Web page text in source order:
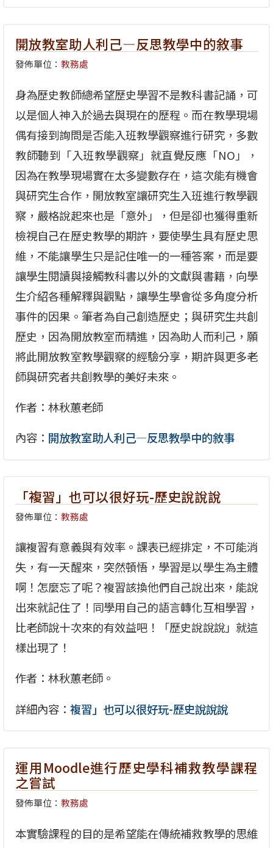
開放教室助人利己—反思教學中的敘事
發佈單位：教務處
身為歷史教師總希望歷史學習不是教科書記誦，可
以是個人神入於過去與現在的歷程。而在教學現場
偶有接到詢問是否能入班教學觀察進行研究，多數
教師聽到「入班教學觀察」就直覺反應「NO」，
因為在教學現場實在太多變數存在，這次能有機會
與研究生合作，開放教室讓研究生入班進行教學觀
察，嚴格說起來也是「意外」，但是卻也獲得重新
檢視自己在歷史教學的期許，要使學生具有歷史思
維，不能讓學生只是記住唯一的一種答案，而是要
讓學生閱讀與接觸教科書以外的文獻與書籍，向學
生介紹各種解釋與觀點，讓學生學會從多角度分析
事件的因果。筆者為自己創造歷史；與研究生共創
歷史，因為開放教室而精進，因為助人而利己，願
將此開放教室教學觀察的經驗分享，期許與更多老
師與研究者共創教學的美好未來。
作者：林秋蕙老師
內容： 開放教室助人利己—反思教學中的敘事
「複習」也可以很好玩-歷史說說說
發佈單位：教務處
讓複習有意義與有效率。課表已經排定，不可能消
失，有一天醒來，突然頓悟，學習是以學生為主體
啊！怎麼忘了呢？複習該換他們自己說出來，能說
出來就記住了！同學用自己的語言轉化互相學習，
比老師說十次來的有效益吧！「歷史說說說」就這
樣出現了！
作者：林秋蕙老師。
詳細內容：複習」也可以很好玩-歷史說說說
運用Moodle進行歷史學科補救教學課程
之嘗試
發佈單位：教務處
本實驗課程的目的是希望能在傳統補救教學的思維